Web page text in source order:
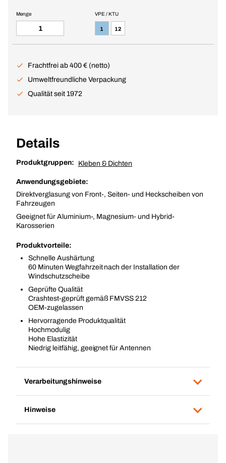
VPE / KTU
1 12
Menge
Frachtfrei ab 400 € (netto)
Umweltfreundliche Verpackung
Qualität seit 1972
Details
Produktgruppen: Kleben & Dichten
Anwendungsgebiete:
Direktverglasung von Front-, Seiten- und Heckscheiben von
Fahrzeugen
Geeignet für Aluminium-, Magnesium- und Hybrid-
Karosserien
Produktvorteile:
Schnelle Aushärtung
60 Minuten Wegfahrzeit nach der Installation der
Windschutzscheibe
Geprüfte Qualität
Crashtest-geprüft gemäß FMVSS 212
OEM-zugelassen
Hervorragende Produktqualität
Hochmodulig
Hohe Elastizität
Niedrig leitfähig, geeignet für Antennen
Verarbeitungshinweise
Hinweise